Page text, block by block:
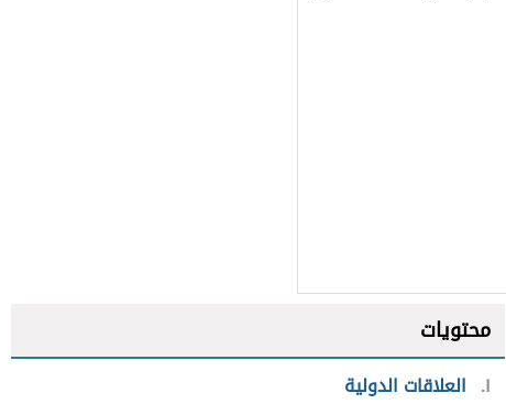
محتويات
١ العلاقات الدولية